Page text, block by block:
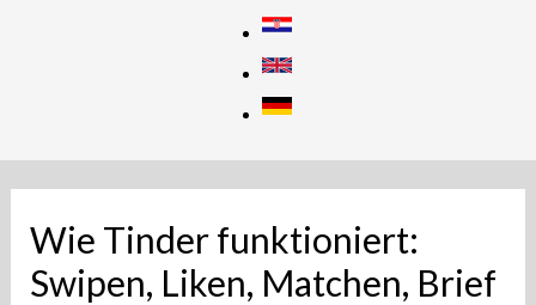
Wie Tinder funktioniert:
Swipen, Liken, Matchen, Brief